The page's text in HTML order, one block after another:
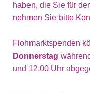
haben, die Sie für
nehmen Sie bitte
Flohmarktspenden
Donnerstag
und 12.00 Uhr